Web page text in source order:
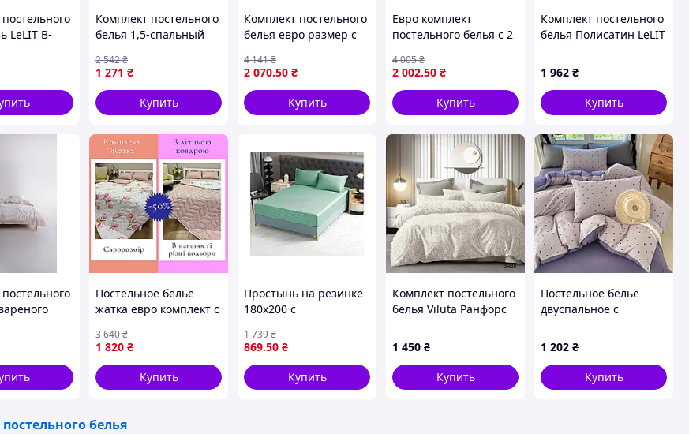
и узор долго сохраняет свою
глажки. Минимальная деформация
чистота.
LeLIT B-
Комплект постельного
белья 1,5-спальный
хлопка для
комфортного сна и
отдыха
1 271 ₴
2 542₴
Купить
Комплект постельного
белья евро размер с
поплин для
комфортного сна и
отдыха
2 070.50 ₴
4 141₴
Купить
Евро комплект
постельного белья с 2
БЯЗЬ GOLD LUX 40-
1367, ТМ TIMETOSLEEP
"Ax"
2 002.50 ₴
4 005₴
Купить
Комплект постельного
белья Полисатин LeLIT
(LLT-111372)
1 962 ₴
Купить
Limasso
Постельное белье
жатка евро комплект с
Постельное белье на
лето с наволочками
50х70 см
1 820 ₴
3 640₴
Купить
Простынь на резинке
180х200 с
для кровати салатовая
100% полиэстер
MALLORY HOME
869.50 ₴
1 739₴
Купить
Комплект постельного
белья Viluta Ранфорс
резинке серый
1 450 ₴
Купить
Постельное белье
двуспальное с
из муслина Colorful
Home 19914 180х220
см magic
1 202 ₴
Купить
белья